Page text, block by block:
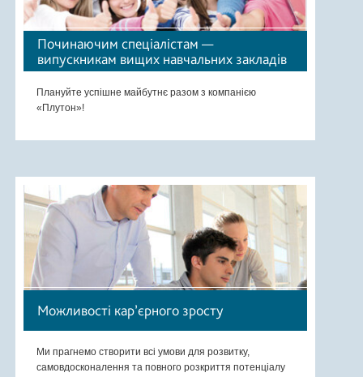
Починаючим спеціалістам —
випускникам вищих навчальних закладів
Плануйте успішне майбутнє разом з компанією
«Плутон»!
Можливості кар’єрного зросту
Ми прагнемо створити всі умови для розвитку,
самовдосконалення та повного розкриття потенціалу